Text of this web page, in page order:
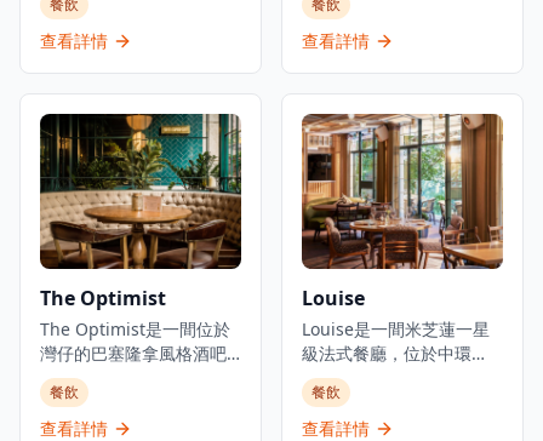
壽司、鐵板燒、爐端燒的
日式餐飲概念。環境優美
以優質食材呈獻高級日式
料理，提供卓越的無菜單
料理體驗。主要菜單包括
三和敘御膳系列，如香煎
法國鴨肝伴美國安格斯牛
柳御膳（HK$268起）、燒
西京味噌銀鱈魚御膳
理。結合高級料理與聚會
元素，三和敘致力於為客
人提供頂級的日式用餐體
驗。
餐飲
查看詳情
血統。餐廳佔地3,000平方
呎，由資深廚藝團隊領
配佳餚的會席料理，同時
提供廚師發辦壽司料理及
各式地道和食選擇。餐廳
專注於無菜單料理及會席
晚餐體驗，體現日本飲食
文化中「時令食材」的精
神。季節性輪換的無菜單
帶領食客展開多道菜式的
美食之旅。餐廳位於H
Queen's，提供精緻用餐
體驗，採預約制服務。
餐飲
查看詳情
The Optimist
The Optimist是一間位於
灣仔的巴塞隆拿風格酒吧
及西班牙烤肉餐廳，佔地
三層，提供正宗慷慨的西
班牙北部用餐體驗。餐廳
餐飲
查看詳情
Louise
Louise是一間米芝蓮一星
級法式餐廳，位於中環
PMQ（前已婚警察宿舍）
的兩層歷史建築內，是香
港的創意中心。這是JIA
餐飲
查看詳情